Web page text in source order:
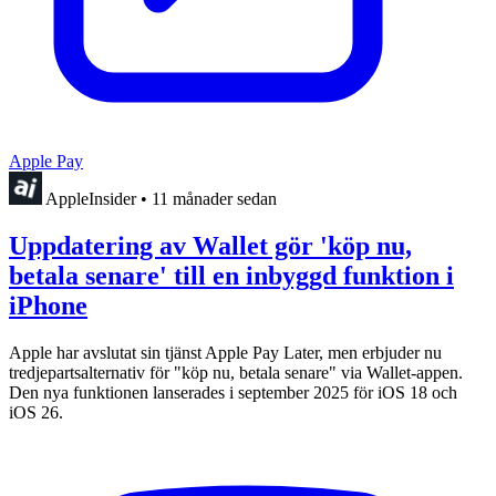
Apple Pay
AppleInsider • 11 månader sedan
Uppdatering av Wallet gör 'köp nu,
betala senare' till en inbyggd funktion i
iPhone
Apple har avslutat sin tjänst Apple Pay Later, men erbjuder nu
tredjepartsalternativ för "köp nu, betala senare" via Wallet-appen.
Den nya funktionen lanserades i september 2025 för iOS 18 och
iOS 26.